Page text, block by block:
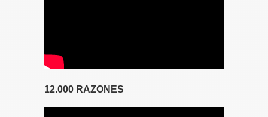
12.000 RAZONES